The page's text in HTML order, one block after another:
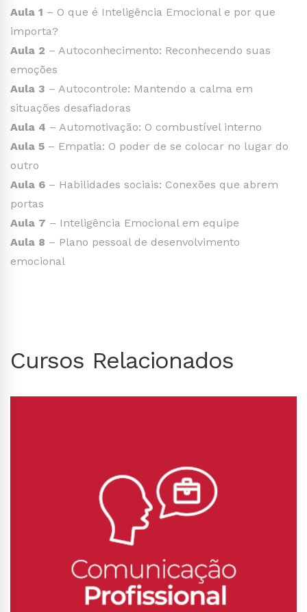
Aula 1 – O que é Inteligência Emocional e por que
importa?
Aula 2 – Autoconhecimento: Reconhecendo suas
emoções
Aula 3 – Autocontrole: Mantendo a calma em
situações desafiadoras
Aula 4 – Automotivação: O combustível interno
Aula 5 – Empatia: O poder de se colocar no lugar do
outro
Aula 6 – Habilidades sociais: Conexões que abrem
portas
Aula 7 – Inteligência Emocional em equipe
Aula 8 – Plano pessoal de desenvolvimento
emocional
Cursos Relacionados